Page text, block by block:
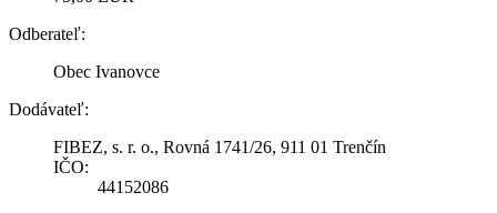
Odberateľ:
Obec Ivanovce
Dodávateľ:
FIBEZ, s. r. o., Rovná 1741/26, 911 01 Trenčín
IČO:
44152086